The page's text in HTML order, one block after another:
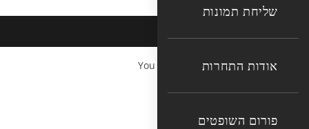
שליחת תמונות
אודות התחרות
פורום השופטים
You cannot copy content of this page